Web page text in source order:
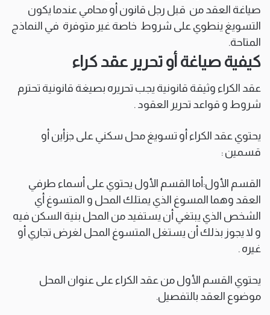
صياغة العقد من قبل رجل قانون أو محامي عندما يكون
التسويغ ينطوي على شروط خاصة غير متوفرة في النماذج
المتاحة.
كيفية صياغة أو تحرير عقد كراء
عقد الكراء وثيقة قانونية يجب تحريره بصيغة قانونية تحترم
شروط و قواعد تحرير العقود .
يحتوي عقد الكراء أو تسويغ محل سكني على جزأين أو
قسمين :
القسم الأول:أما القسم الأول يحتوي على أسماء طرفي
العقد وهما المسوغ الذي يمتلك المحل و المتسوغ أي
الشخص الذي يبتغي أن يستفيد من المحل بنية السكن فيه
و لا يجوز بذلك أن يستغل المتسوغ المحل لغرض تجاري أو
غيره .
يحتوي القسم الأول من عقد الكراء على عنوان المحل
موضوع العقد بالتفصيل.